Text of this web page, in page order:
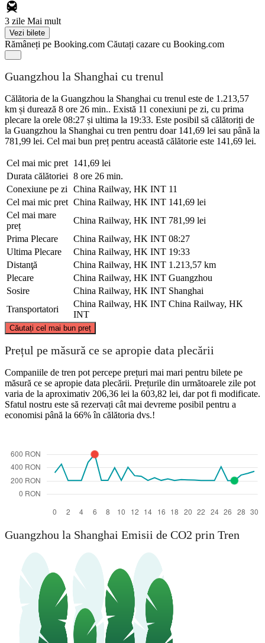
3 zile Mai mult
Vezi bilete
Rămâneți pe Booking.com Căutați cazare cu Booking.com
Guangzhou la Shanghai cu trenul
Călătoria de la Guangzhou la Shanghai cu trenul este de 1.213,57
km și durează 8 ore 26 min.. Există 11 conexiuni pe zi, cu prima
plecare la orele 08:27 și ultima la 19:33. Este posibil să călătoriți de
la Guangzhou la Shanghai cu tren pentru doar 141,69 lei sau până la
781,99 lei. Cel mai bun preț pentru această călătorie este 141,69 lei.
Cel mai mic pret 141,69 lei
Durata călătoriei 8 ore 26 min.
Conexiune pe zi
China Railway, HK INT 11
Cel mai mic pret China Railway, HK INT 141,69 lei
Cel mai mare
preț
China Railway, HK INT 781,99 lei
Prima Plecare
China Railway, HK INT 08:27
Ultima Plecare
China Railway, HK INT 19:33
Distanţă
China Railway, HK INT 1.213,57 km
Plecare
China Railway, HK INT Guangzhou
Sosire
China Railway, HK INT Shanghai
Transportatori
China Railway, HK INT China Railway, HK
INT
Căutați cel mai bun preț
Guangzhou
Prețul pe măsură ce se apropie data plecării
Companiile de tren pot percepe prețuri mai mari pentru bilete pe
măsură ce se apropie data plecării. Prețurile din următoarele zile pot
varia de la aproximativ 206,36 lei la 603,82 lei, dar pot fi modificate.
Sfatul nostru este să rezervați cât mai devreme posibil pentru a
economisi până la 66% în călătoria dvs.!
Guangzhou la Shanghai Emisii de CO2 prin Tren